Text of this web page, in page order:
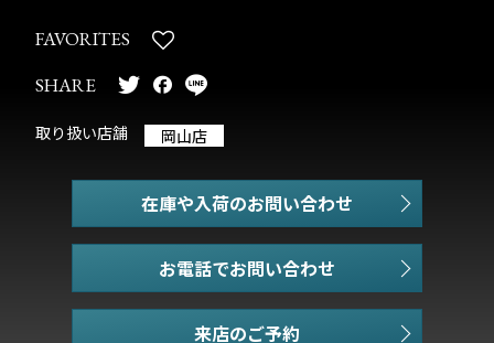
FAVORITES
SHARE
取り扱い店舗 岡山店
在庫や入荷のお問い合わせ
お電話でお問い合わせ